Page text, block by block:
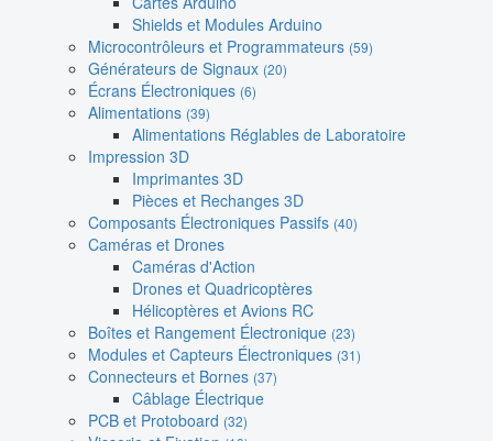
Shields et Modules Arduino
Microcontrôleurs et Programmateurs (59)
Générateurs de Signaux (20)
Écrans Électroniques (6)
Alimentations (39)
Alimentations Réglables de Laboratoire
Impression 3D
Imprimantes 3D
Pièces et Rechanges 3D
Composants Électroniques Passifs (40)
Caméras et Drones
Caméras d'Action
Drones et Quadricoptères
Hélicoptères et Avions RC
Boîtes et Rangement Électronique (23)
Modules et Capteurs Électroniques (31)
Connecteurs et Bornes (37)
Câblage Électrique
PCB et Protoboard (32)